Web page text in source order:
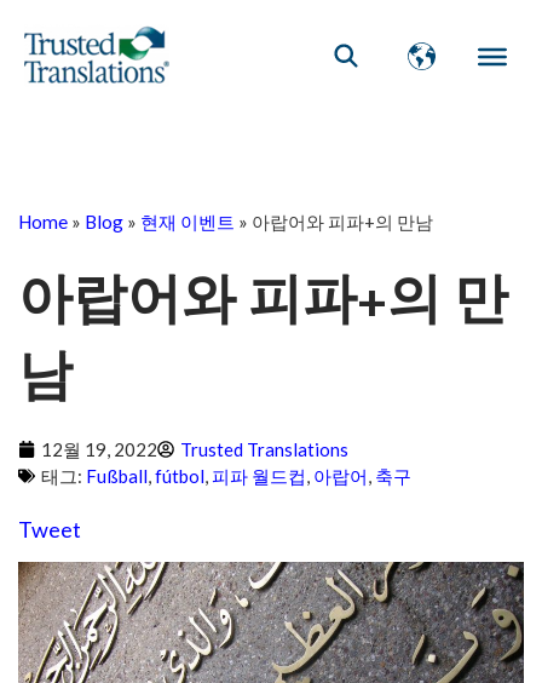
Home » Blog » 현재 이벤트 » 아랍어와 피파+의 만남
아랍어와 피파+의 만
남
12월 19, 2022
Trusted Translations
태그: Fußball,fútbol, 피파 월드컵, 아랍어, 축구
Tweet